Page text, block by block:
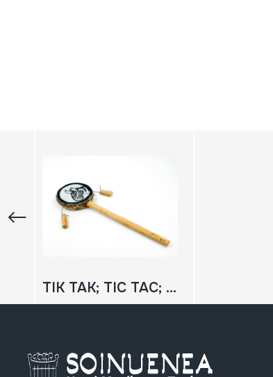
TIK TAK; TIC TAC; Jirabirako danborra